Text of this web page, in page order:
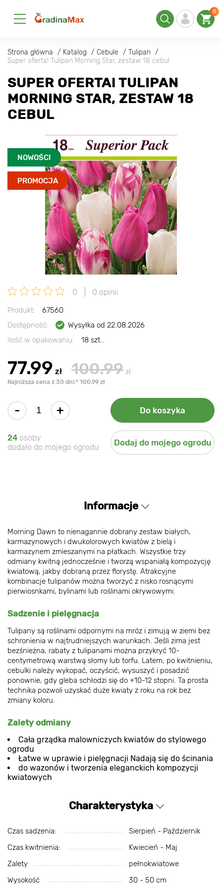
0
Strona główna Katalog Cebule
Tulipan
Super oferta! Tulipan Morning Star, zestaw 18 cebul
SUPER OFERTA! TULIPAN
MORNING STAR, ZESTAW 18
CEBUL
NOWOŚCI
PROMOCJA
0 0 opinii
Produkt:
67560
Dostępność:
Wysyłka od 22.08.2026
Ilość w opakowaniu:
18 szt..
77.99 zł 100.99 zł
Najniższa cena z 30 dni:* 100.99 zł
- + Do koszyka
24 osoby
dodało do mojego ogrodu
Dodaj do mojego ogrodu
Informacje
Morning Dawn to nienagannie dobrany zestaw białych,
karmazynowych i dwukolorowych kwiatów z bielą i
karmazynem zmieszanymi na płatkach. Wszystkie trzy
odmiany kwitną jednocześnie i tworzą wspaniałą kompozycję
kwiatową, jakby dobraną przez florystę. Atrakcyjne
kombinacje tulipanów można tworzyć z nisko rosnącymi
pierwiosnkami, bylinami lub roślinami okrywowymi.
Sadzenie i pielęgnacja
Tulipany są roślinami odpornymi na mróz i zimują w ziemi bez
schronienia w najtrudniejszych warunkach. Jeśli zima jest
bezśnieżna, rabaty z tulipanami można przykryć 10-
centymetrową warstwą słomy lub torfu. Latem, po kwitnieniu,
cebulki należy wykopać, oczyścić, wysuszyć i posadzić
ponownie, gdy gleba schłodzi się do +10-12 stopni. Ta prosta
technika pozwoli uzyskać duże kwiaty z roku na rok bez
zmiany koloru.
Zalety odmiany
Cała grządka malowniczych kwiatów do stylowego
ogrodu
Łatwe w uprawie i pielęgnacji Nadają się do ścinania
do wazonów i tworzenia eleganckich kompozycji
kwiatowych
Charakterystyka
Czas sadzenia:
Sierpień - Październik
Czas kwitnienia:
Kwiecień - Maj
Zalety
pełnokwiatowe
Wysokość
30 - 50 cm